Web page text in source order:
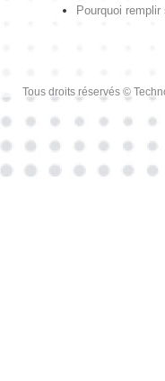
Pourquoi
Tous droits réservés ©